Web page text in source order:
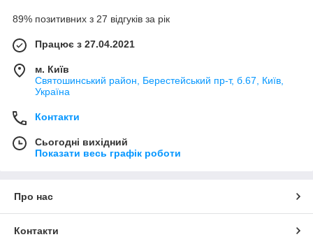
89% позитивних з 27 відгуків за рік
Працює з 27.04.2021
м. Київ
Святошинський район, Берестейський пр-т, б.67, Київ,
Україна
Контакти
Сьогодні вихідний
Показати весь графік роботи
Про нас
Контакти